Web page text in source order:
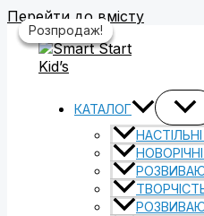
Перейти до вмісту
КАТАЛОГ
НАСТІЛЬНІ
Розпродаж!
Розпродаж!
Розпродаж!